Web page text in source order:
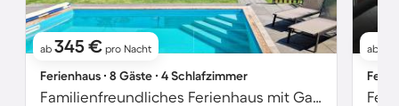
ab 345 € pro Nacht
Ferienhaus ∙ 8 Gäste ∙ 4 Schlafzimmer
Familienfreundliches Ferienhaus mit Garten, privatem Pool und Sauna
ab